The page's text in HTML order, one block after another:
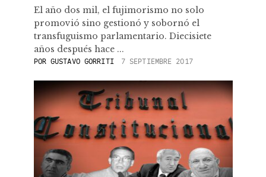
El año dos mil, el fujimorismo no solo
promovió sino gestionó y sobornó el
transfuguismo parlamentario. Diecisiete
años después hace ...
POR GUSTAVO GORRITI 7 SEPTIEMBRE 2017